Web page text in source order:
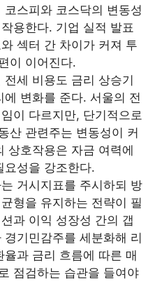
스피와 코스닥의 변동성
용한다. 기업 실적 발표
섹터 간 차이가 커져 투
이 이어진다.
세 비용도 금리 상승기
변화를 준다. 서울의 전
이 다르지만, 단기적으로
산 관련주는 변동성이 커
상호작용은 자금 여력에
요성을 강조한다.
거시지표를 주시하되 방
형을 유지하는 전략이 필
과 이익 성장성 간의 갭
기민감주를 세분화해 리
과 금리 흐름에 따른 매
점검하는 습관을 들여야